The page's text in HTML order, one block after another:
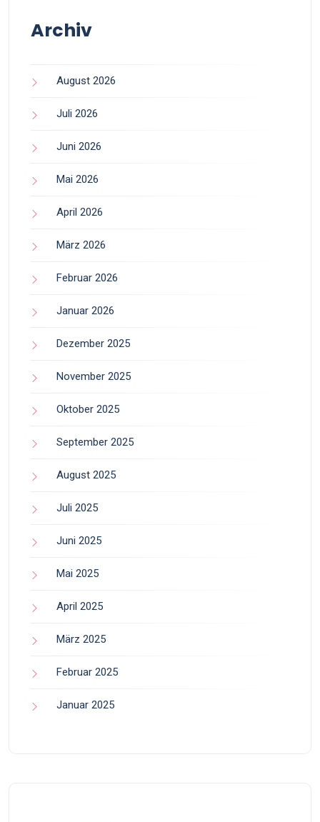
Archiv
August 2026
Juli 2026
Juni 2026
Mai 2026
April 2026
März 2026
Februar 2026
Januar 2026
Dezember 2025
November 2025
Oktober 2025
September 2025
August 2025
Juli 2025
Juni 2025
Mai 2025
April 2025
März 2025
Februar 2025
Januar 2025